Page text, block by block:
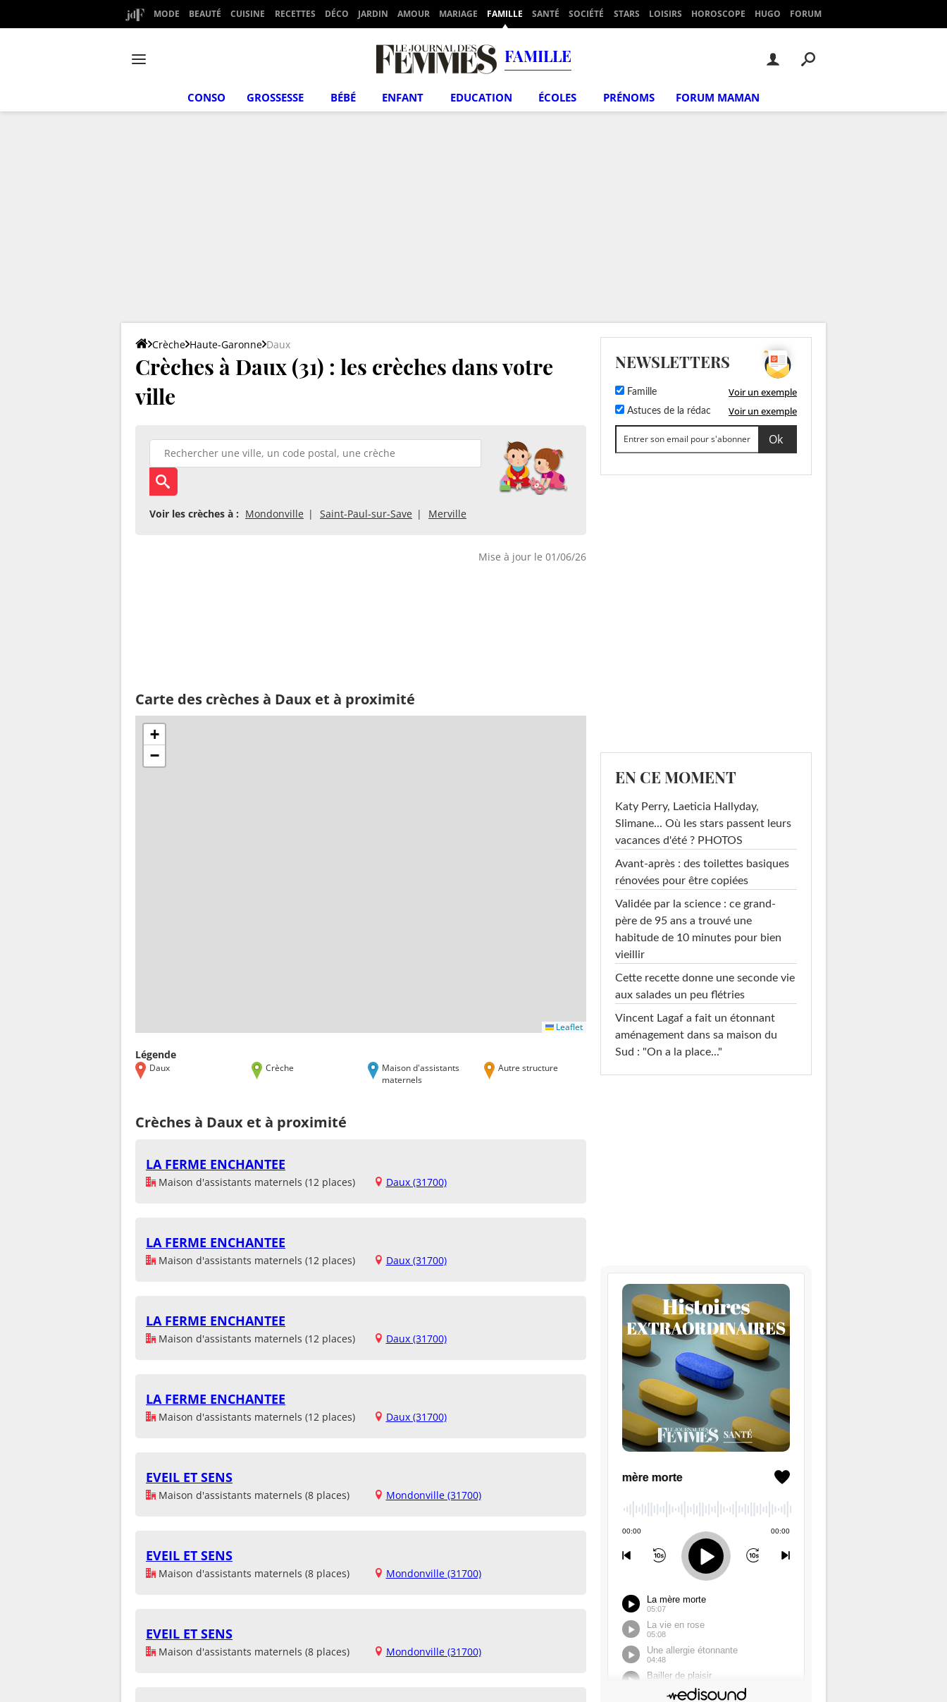
MODE BEAUTÉ CUISINE RECETTES DÉCO JARDIN AMOUR MARIAGE FAMILLE SANTÉ SOCIÉTÉ STARS LOISIRS HOROSCOPE HUGO FORUM
FAMILLE
CONSO GROSSESSE BÉBÉ ENFANT EDUCATION ÉCOLES PRÉNOMS FORUM MAMAN
Crèche Haute-Garonne Daux
Crèches à Daux (31) : les crèches dans votre
ville
Voir les crèches à : Mondonville Saint-Paul-sur-Save Merville
Mise à jour le 01/06/26
Carte des crèches à Daux et à proximité
+
−
Leaflet
Légende
Daux Crèche
Maison d'assistants
maternels
Autre structure
Crèches à Daux et à proximité
LA FERME ENCHANTEE
Maison d'assistants maternels (12 places) Daux (31700)
LA FERME ENCHANTEE
Maison d'assistants maternels (12 places) Daux (31700)
LA FERME ENCHANTEE
Maison d'assistants maternels (12 places) Daux (31700)
LA FERME ENCHANTEE
Maison d'assistants maternels (12 places) Daux (31700)
EVEIL ET SENS
Maison d'assistants maternels (8 places) Mondonville (31700)
EVEIL ET SENS
Maison d'assistants maternels (8 places) Mondonville (31700)
EVEIL ET SENS
Maison d'assistants maternels (8 places) Mondonville (31700)
NEWSLETTERS
Famille Voir un exemple
Astuces de la rédac Voir un exemple
EN CE MOMENT
Katy Perry, Laeticia Hallyday,
Slimane... Où les stars passent leurs
vacances d'été ? PHOTOS
Avant-après : des toilettes basiques
rénovées pour être copiées
Validée par la science : ce grand-
père de 95 ans a trouvé une
habitude de 10 minutes pour bien
vieillir
Cette recette donne une seconde vie
aux salades un peu flétries
Vincent Lagaf a fait un étonnant
aménagement dans sa maison du
Sud : "On a la place..."